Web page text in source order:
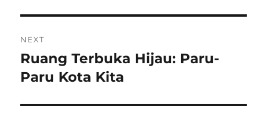
NEXT
Next
post:
Ruang Terbuka Hijau: Paru-
Paru Kota Kita